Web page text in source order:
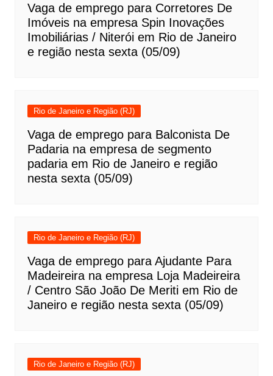
Vaga de emprego para Corretores De
Imóveis na empresa Spin Inovações
Imobiliárias / Niterói em Rio de Janeiro
e região nesta sexta (05/09)
Rio de Janeiro e Região (RJ)
Vaga de emprego para Balconista De
Padaria na empresa de segmento
padaria em Rio de Janeiro e região
nesta sexta (05/09)
Rio de Janeiro e Região (RJ)
Vaga de emprego para Ajudante Para
Madeireira na empresa Loja Madeireira
/ Centro São João De Meriti em Rio de
Janeiro e região nesta sexta (05/09)
Rio de Janeiro e Região (RJ)